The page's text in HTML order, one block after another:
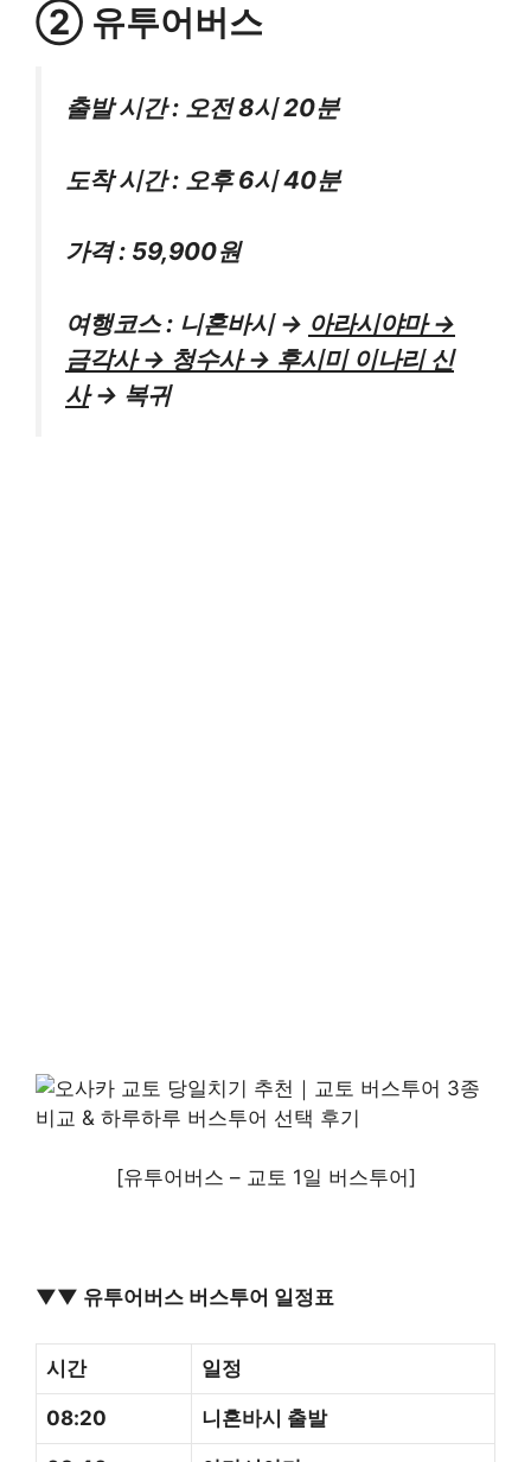
② 유투어버스
출발 시간 : 오전 8시 20분
도착 시간 : 오후 6시 40분
가격 : 59,900원
여행코스 : 니혼바시 → 아라시야마 →
금각사 → 청수사 → 후시미 이나리 신
사→ 복귀
[유투어버스 – 교토 1일 버스투어]
▼▼ 유투어버스 버스투어 일정표
시간 일정
08:20 니혼바시 출발